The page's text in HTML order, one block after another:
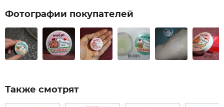
Фотографии покупателей
Также смотрят